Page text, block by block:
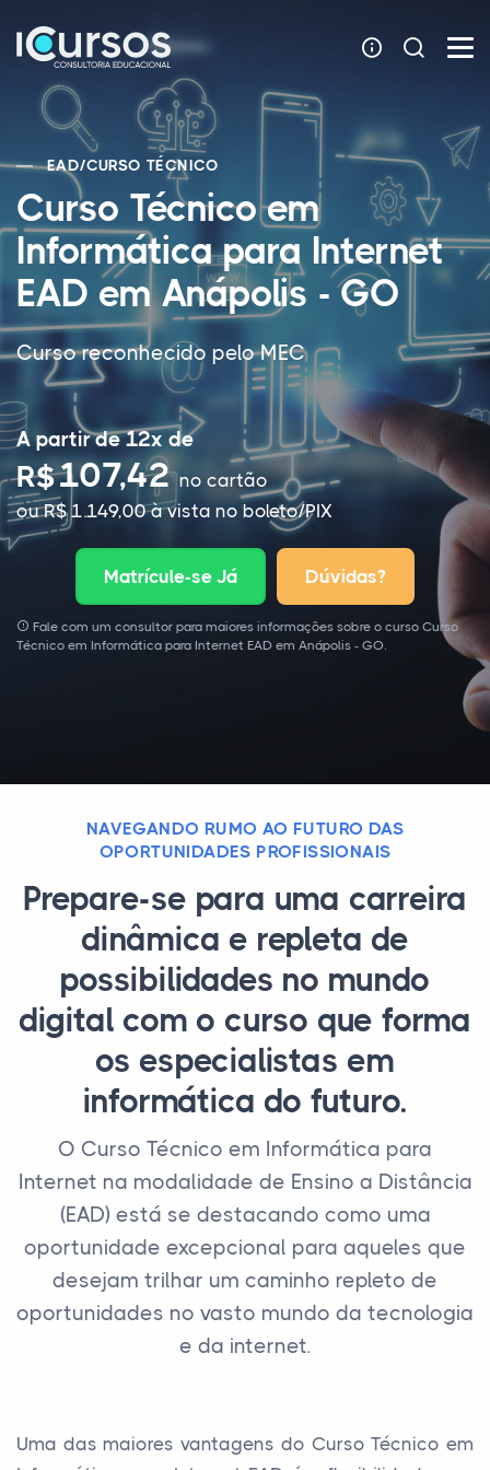
EAD/CURSO TÉCNICO
Curso Técnico em
Informática para Internet
EAD em Anápolis - GO
Curso reconhecido pelo MEC
A partir de 12x de
R$107,42no cartão
ou R$ 1.149,00 à vista no boleto/PIX
Matrícule-se Já Dúvidas?
Fale com um consultor para maiores informações sobre o curso Curso
Técnico em Informática para Internet EAD em Anápolis - GO.
NAVEGANDO RUMO AO FUTURO DAS
OPORTUNIDADES PROFISSIONAIS
Prepare-se para uma carreira
dinâmica e repleta de
possibilidades no mundo
digital com o curso que forma
os especialistas em
informática do futuro.
O Curso Técnico em Informática para
Internet na modalidade de Ensino a Distância
(EAD) está se destacando como uma
oportunidade excepcional para aqueles que
desejam trilhar um caminho repleto de
oportunidades no vasto mundo da tecnologia
e da internet.
Uma das maiores vantagens do Curso Técnico em